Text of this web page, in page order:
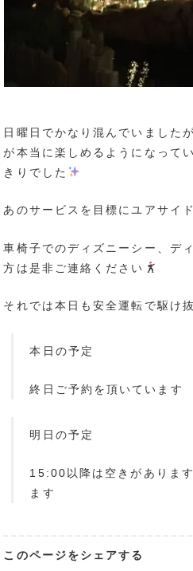
日曜日でかなり混んでいました
が本当に楽しめるようになって
きりでした
あのサービスを目標にユアサイ
車椅子でのディズニーシー、デ
方は是非ご連絡ください
それでは本日も安全運転で駆け
本日の予定
終日ご予約を頂いています
明日の予定
15:00以降は空きがありま
ます
このページをシェアする